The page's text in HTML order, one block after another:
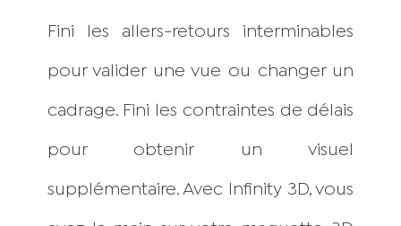
Fini les allers-retours interminables
pour valider une vue ou changer un
cadrage. Fini les contraintes de délais
pour obtenir un visuel
supplémentaire. Avec Infinity 3D, vous